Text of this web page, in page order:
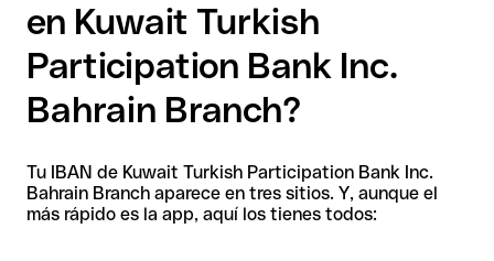
en Kuwait Turkish
Participation Bank Inc.
Bahrain Branch?
Tu IBAN de Kuwait Turkish Participation Bank Inc.
Bahrain Branch aparece en tres sitios. Y, aunque el
más rápido es la app, aquí los tienes todos: